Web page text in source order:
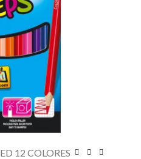
12 COLORES